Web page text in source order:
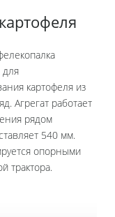
для
картофеля из
Агрегат работает
рядом
540 мм.
опорными
трактора.